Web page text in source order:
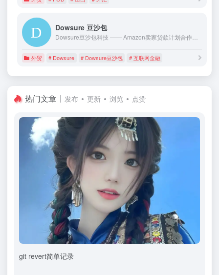
Dowsure 豆沙包
Dowsure豆沙包科技 —— Amazon卖家贷款计划合作伙伴。Dowsure豆沙包科技作为全球领先的跨境电商数字API平台，2017年在中国首创了跨境电商保险，2019年通过其API技术和先进的模型及算法，与银行合作上线数字金融产品，为跨境电商卖家提供更快捷、便利、安全的一站式资金解决方案
外贸 # Dowsure # Dowsure豆沙包 # 互联网金融
热门文章 发布 更新 浏览 点赞
git revert简单记录